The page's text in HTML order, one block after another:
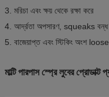
3. মরিচা এবং ক্ষয় থেকে রক্ষা করে
4. আর্দ্রতা অপসারণ, squeaks বন্ধ
5. বাজেয়াপ্ত এবং স্টিকিং অংশ
মাল্টি পারপাস স্প্রে লুবের প্রোডাক্ট